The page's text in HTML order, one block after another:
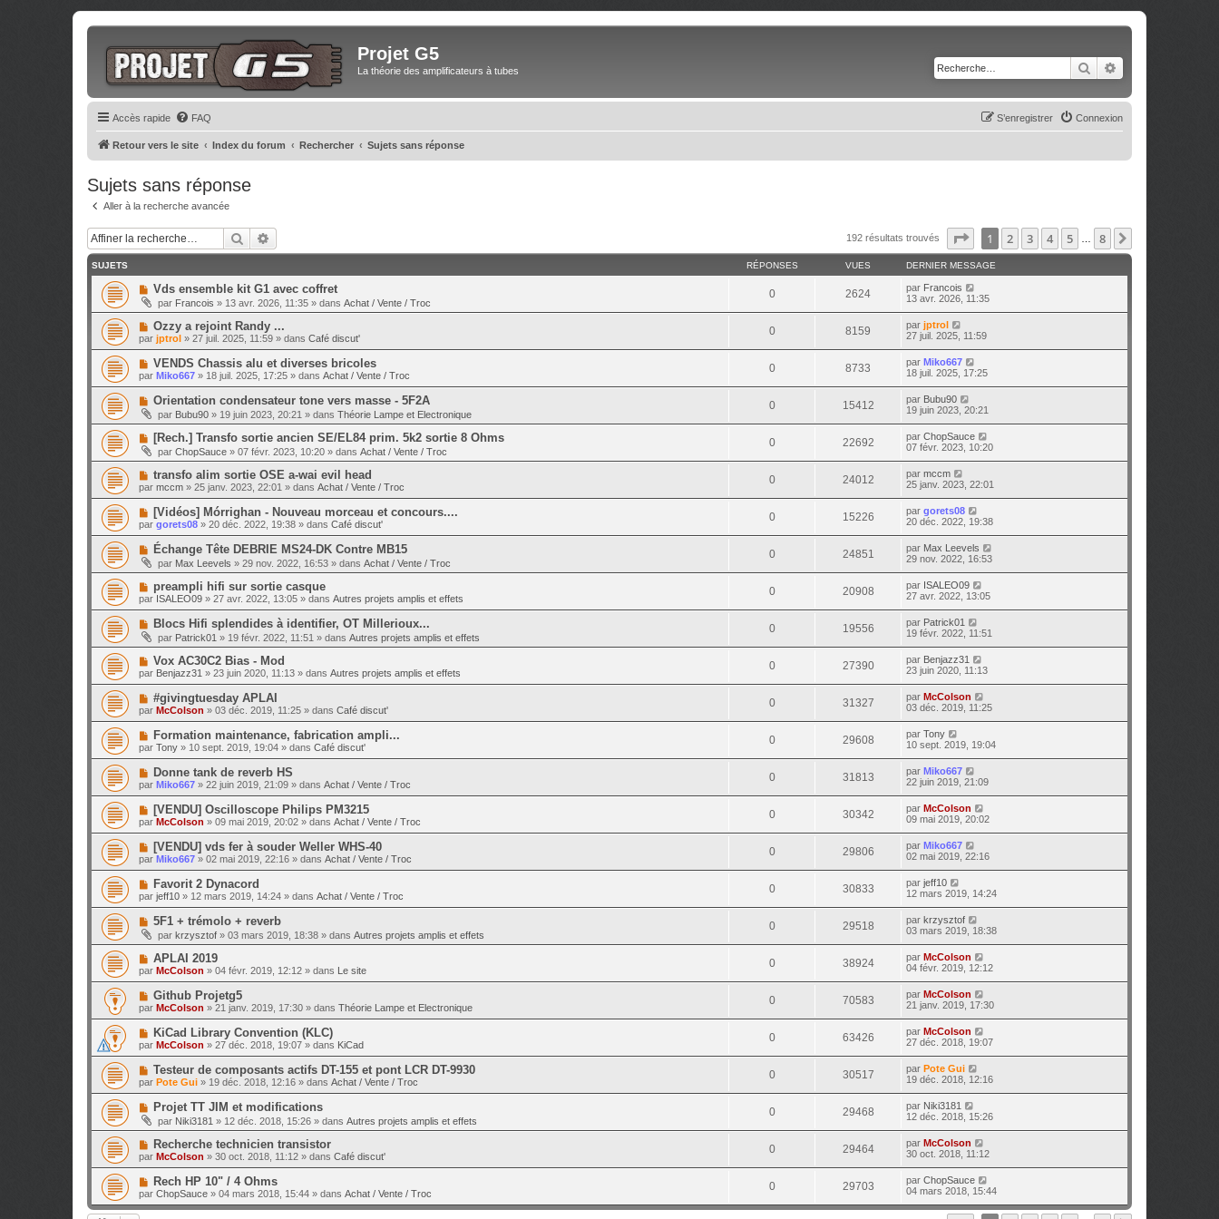
Projet G5
La théorie des amplificateurs à tubes Rechercher
Accès rapide FAQ Connexion
S’enregistrer
Retour vers le site Index du forum Rechercher Sujets sans réponse
Sujets sans réponse
Aller à la recherche avancée
Rechercher 192 résultats trouvés Page sur8
1 2 3 4 5 8
SUJETS RÉPONSES VUES DERNIER MESSAGE
N
u
e
a
u
m
e
s
s
a
g
e
Vds ensemble kit G1 avec coffret
par Francois » 13 avr. 2026, 11:35 » dans Achat / Vente / Troc
0 2624 par Francois
13 avr. 2026, 11:35
N
o
u
v
a
u
m
e
s
s
a
g
e
Ozzy a rejoint Randy ...
par jptrol » 27 juil. 2025, 11:59 » dans Café discut'
0 8159 par jptrol
27 juil. 2025, 11:59
N
o
u
e
a
u
m
e
s
s
a
g
e
VENDS Chassis alu et diverses bricoles
par Miko667 » 18 juil. 2025, 17:25 » dans Achat / Vente / Troc
0 8733 par Miko667
18 juil. 2025, 17:25
N
u
v
a
u
m
e
s
s
a
g
e
Orientation condensateur tone vers masse - 5F2A
par Bubu90 » 19 juin 2023, 20:21 » dans Théorie Lampe et Electronique
0 15412 par Bubu90
19 juin 2023, 20:21
N
o
u
e
a
u
m
e
s
s
a
g
e
[Rech.] Transfo sortie ancien SE/EL84 prim. 5k2 sortie 8 Ohms
par ChopSauce » 07 févr. 2023, 10:20 » dans Achat / Vente / Troc
0 22692 par ChopSauce
07 févr. 2023, 10:20
N
o
u
v
a
u
m
e
s
a
g
e
transfo alim sortie OSE a-wai evil head
par mccm » 25 janv. 2023, 22:01 » dans Achat / Vente / Troc
0 24012 par mccm
25 janv. 2023, 22:01
N
o
u
v
e
a
u
m
e
s
s
a
g
e
[Vidéos] Mórrighan - Nouveau morceau et concours....
par gorets08 » 20 déc. 2022, 19:38 » dans Café discut'
0 15226 par gorets08
20 déc. 2022, 19:38
N
u
a
u
m
e
s
s
g
e
Échange Tête DEBRIE MS24-DK Contre MB15
par Max Leevels » 29 nov. 2022, 16:53 » dans Achat / Vente / Troc
0 24851 par Max Leevels
29 nov. 2022, 16:53
N
o
u
v
e
a
u
m
e
s
a
g
e
preampli hifi sur sortie casque
par ISALEO09 » 27 avr. 2022, 13:05 » dans Autres projets amplis et effets
0 20908 par ISALEO09
27 avr. 2022, 13:05
N
u
v
a
u
m
e
s
s
a
g
e
Blocs Hifi splendides à identifier, OT Millerioux...
par Patrick01 » 19 févr. 2022, 11:51 » dans Autres projets amplis et effets
0 19556 par Patrick01
19 févr. 2022, 11:51
N
o
u
e
a
u
m
e
s
s
a
g
e
Vox AC30C2 Bias - Mod
par Benjazz31 » 23 juin 2020, 11:13 » dans Autres projets amplis et effets
0 27390 par Benjazz31
23 juin 2020, 11:13
N
o
u
v
e
a
u
m
e
s
s
a
g
e
#givingtuesday APLAI
par McColson » 03 déc. 2019, 11:25 » dans Café discut'
0 31327 par McColson
03 déc. 2019, 11:25
N
o
u
v
e
a
u
m
e
s
s
a
g
e
Formation maintenance, fabrication ampli...
par Tony » 10 sept. 2019, 19:04 » dans Café discut'
0 29608 par Tony
10 sept. 2019, 19:04
N
o
u
v
a
u
m
e
s
s
a
g
e
Donne tank de reverb HS
par Miko667 » 22 juin 2019, 21:09 » dans Achat / Vente / Troc
0 31813 par Miko667
22 juin 2019, 21:09
N
o
u
v
a
u
m
e
s
s
a
g
e
[VENDU] Oscilloscope Philips PM3215
par McColson » 09 mai 2019, 20:02 » dans Achat / Vente / Troc
0 30342 par McColson
09 mai 2019, 20:02
N
o
u
v
e
a
u
m
e
s
a
g
e
[VENDU] vds fer à souder Weller WHS-40
par Miko667 » 02 mai 2019, 22:16 » dans Achat / Vente / Troc
0 29806 par Miko667
02 mai 2019, 22:16
N
o
u
v
e
a
u
m
e
s
s
a
g
e
Favorit 2 Dynacord
par jeff10 » 12 mars 2019, 14:24 » dans Achat / Vente / Troc
0 30833 par jeff10
12 mars 2019, 14:24
N
u
e
a
u
m
e
s
s
a
g
e
5F1 + trémolo + reverb
par krzysztof » 03 mars 2019, 18:38 » dans Autres projets amplis et effets
0 29518 par krzysztof
03 mars 2019, 18:38
N
o
u
e
a
u
m
e
s
s
g
e
APLAI 2019
par McColson » 04 févr. 2019, 12:12 » dans Le site
0 38924 par McColson
04 févr. 2019, 12:12
N
o
u
v
e
a
u
m
e
s
s
a
g
e
Github Projetg5
par McColson » 21 janv. 2019, 17:30 » dans Théorie Lampe et Electronique
0 70583 par McColson
21 janv. 2019, 17:30
N
o
u
v
a
u
m
e
s
s
a
g
e
KiCad Library Convention (KLC)
par McColson » 27 déc. 2018, 19:07 » dans KiCad
0 63426 par McColson
27 déc. 2018, 19:07
N
o
u
v
e
a
u
m
e
s
s
a
g
e
Testeur de composants actifs DT-155 et pont LCR DT-9930
par Pote Gui » 19 déc. 2018, 12:16 » dans Achat / Vente / Troc
0 30517 par Pote Gui
19 déc. 2018, 12:16
N
u
v
e
a
u
m
e
s
s
Projet TT JIM et modifications
par Niki3181 » 12 déc. 2018, 15:26 » dans Autres projets amplis et effets
0 29468 par Niki3181
12 déc. 2018, 15:26
N
o
u
v
e
a
u
Recherche technicien transistor
par McColson » 30 oct. 2018, 11:12 » dans Café discut'
0 29464 par McColson
30 oct. 2018, 11:12
N
o
u
v
Rech HP 10" / 4 Ohms
par ChopSauce » 04 mars 2018, 15:44 » dans Achat / Vente / Troc
0 29703 par ChopSauce
04 mars 2018, 15:44